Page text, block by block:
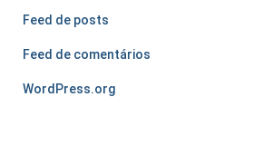
Feed de posts
Feed de comentários
WordPress.org